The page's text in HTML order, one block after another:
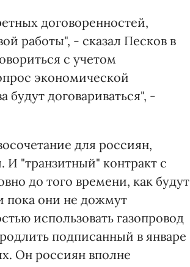
договоренностей,
работы", - сказал Песков в
с учетом
экономической
договариваться", -
для россиян,
"транзитный" контракт с
до того времени, как будут
пока они не дожмут
использовать газопровод
подписанный в январе
Он россиян вполне